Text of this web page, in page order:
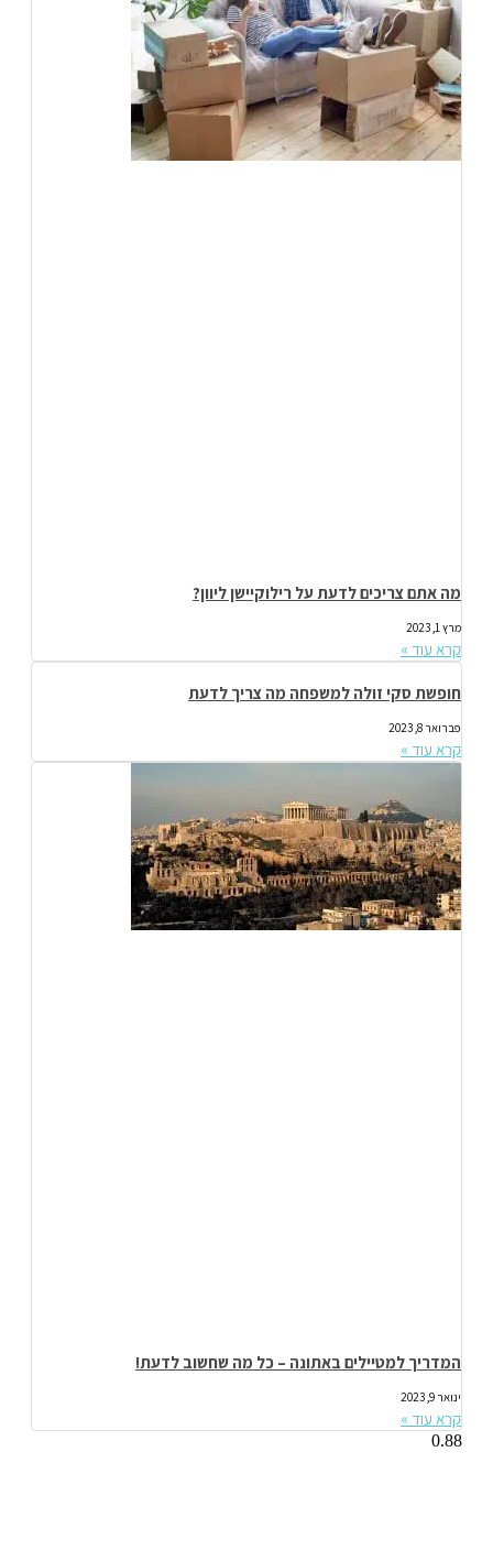
מה אתם צריכים לדעת על רילוקיישן ליוון?
מרץ 1, 2023
קרא עוד »
חופשת סקי זולה למשפחה מה צריך לדעת
פברואר 8, 2023
קרא עוד »
המדריך למטיילים באתונה – כל מה שחשוב לדעת!
ינואר 9, 2023
קרא עוד »